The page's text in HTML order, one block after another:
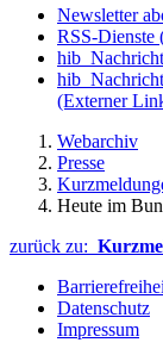
Newsletter
RSS-Dienste
(Externer
Webarchiv
Presse
Heute im
zurück zu:
Datenschutz
Impressum